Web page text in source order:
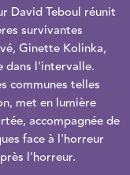
David Teboul réunit
survivantes
Ginette Kolinka,
dans l'intervalle.
communes telles
met en lumière
accompagnée de
face à l'horreur
l'horreur.